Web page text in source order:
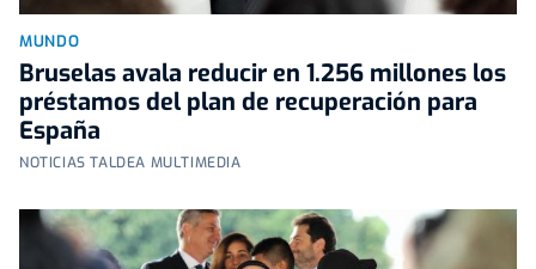
MUNDO
Bruselas avala reducir en 1.256 millones los
préstamos del plan de recuperación para
España
NOTICIAS TALDEA MULTIMEDIA